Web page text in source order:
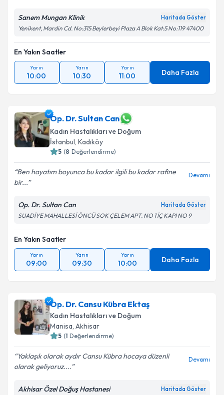
Sanem Mungan Klinik Haritada Göster
Yenikent, Mardin Cd. No:315 Beylerbeyi Plaza A Blok Kat:5 No:119 47400
En Yakın Saatler
Yarın
10:00
Yarın
10:30
Yarın
11:00 Daha Fazla
Op. Dr. Sultan Can
Kadın Hastalıkları ve Doğum
İstanbul, Kadıköy
5 (8 Değerlendirme)
Ben hayatım boyunca bu kadar ilgili bu kadar rafine
bir...
Devamı
Op. Dr. Sultan Can Haritada Göster
SUADİYE MAHALLESİ ÖNCÜ SOK ÇELEM APT. NO 1 İÇ KAPI NO 9
En Yakın Saatler
Yarın
09:00
Yarın
09:30
Yarın
10:00 Daha Fazla
Op. Dr. Cansu Kübra Ektaş
Kadın Hastalıkları ve Doğum
Manisa, Akhisar
5 (1 Değerlendirme)
Yaklaşık olarak aydır Cansu Kübra hocaya düzenli
olarak geliyoruz....
Devamı
Akhisar Özel Doğuş Hastanesi Haritada Göster